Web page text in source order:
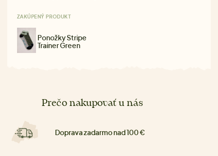
ZAKÚPENÝ PRODUKT
Ponožky Stripe
Trainer Green
Prečo nakupovať u nás
Doprava zadarmo nad 100 €